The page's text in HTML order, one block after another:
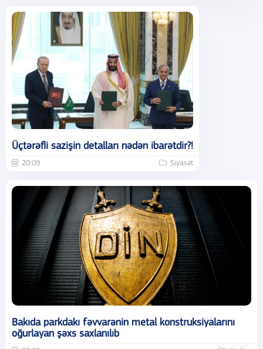
Üçtərəfli sazişin detalları nədən ibarətdir?!
20:09 Siyasət
Bakıda parkdakı fəvvarənin metal konstruksiyalarını
oğurlayan şəxs saxlanılıb